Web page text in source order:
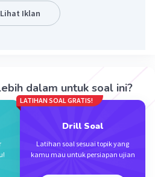
0) Balas
Lihat Iklan
dalam untuk soal ini?
LATIHAN SOAL GRATIS!
Drill Soal
Latihan soal sesuai topik yang
kamu mau untuk persiapan ujian